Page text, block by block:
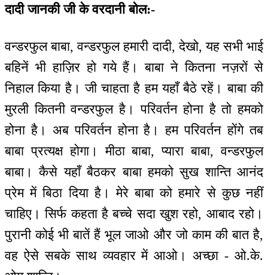
दादी जानकी जी के वरदानी बोल:-
वन्डरफुल बाबा, वन्डरफुल हमारी दादी, देखो, यह सभी भाई
बहिनें भी हाज़िर हो गये हैं। बाबा ने कितना नज़रों से
निहाल किया है। जी चाहता है हम यहाँ बैठे रहें। बाबा की
मुरली कितनी वन्डरफुल है। परिवर्तन होना है तो हमको
होना है। अब परिवर्तन होना है। हम परिवर्तन होंगे तब
बाबा प्रत्यक्ष होगा। मीठा बाबा, प्यारा बाबा, वन्डरफुल
बाबा। कैसे यहाँ बैठकर बाबा हमको सुख शान्ति आनंद
प्रेम में बिठा दिया है। मेरे बाबा को हमारे से कुछ नहीं
चाहिए। सिर्फ कहता है बच्चे सदा खुश रहो, आबाद रहो।
पुरानी कोई भी बातें हैं भूल जाओ और जो काम की बात है,
वह ऐसे सबके साथ व्यवहार में आओ। अच्छा - ओ.के.